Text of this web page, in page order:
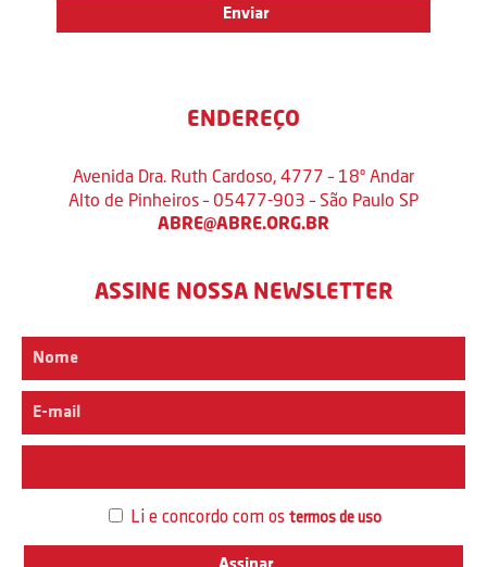
ENDEREÇO
Avenida Dra. Ruth Cardoso, 4777 – 18º Andar
Alto de Pinheiros – 05477-903 – São Paulo SP
ABRE@ABRE.ORG.BR
ASSINE NOSSA NEWSLETTER
Li e concordo com os termos de uso